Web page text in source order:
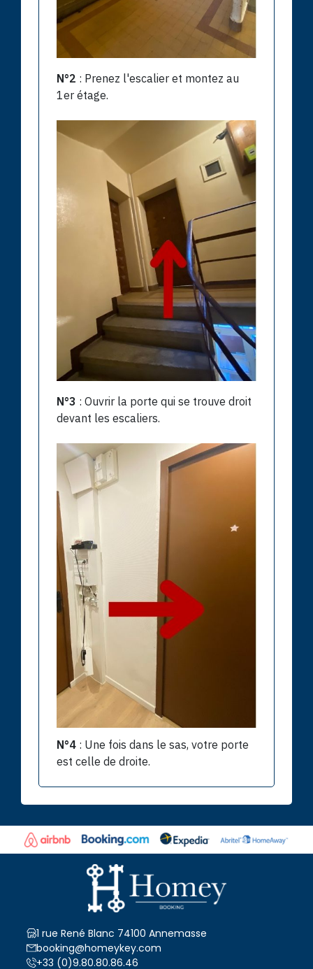
N°2 : Prenez l'escalier et montez au
1er étage.
N°3 : Ouvrir la porte qui se trouve droit
devant les escaliers.
N°4 : Une fois dans le sas, votre porte
est celle de droite.
1 rue René Blanc 74100 Annemasse
booking@homeykey.com
+33 (0)9.80.80.86.46